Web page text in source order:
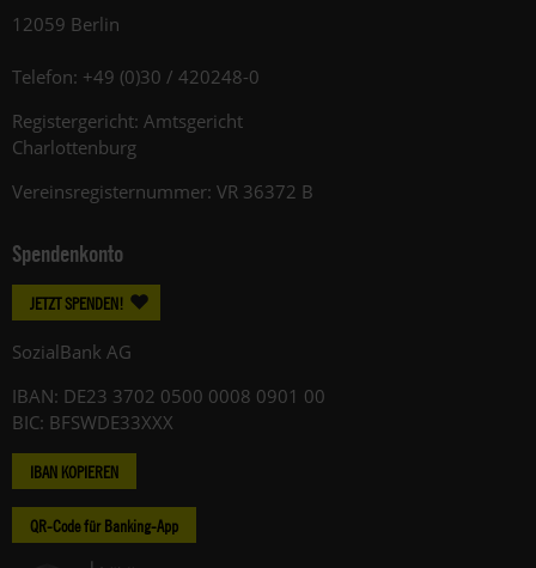
12059 Berlin
Telefon: +49 (0)30 / 420248-0
Registergericht: Amtsgericht
Charlottenburg
Vereinsregisternummer: VR 36372 B
Spendenkonto
JETZT SPENDEN!
SozialBank AG
IBAN: DE23 3702 0500 0008 0901 00
BIC: BFSWDE33XXX
IBAN KOPIEREN
QR-Code für Banking-App